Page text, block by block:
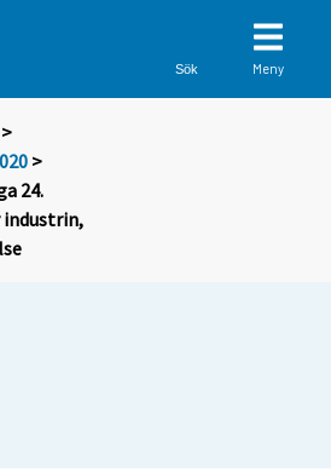
Sök Meny
>
>
24.
industrin,